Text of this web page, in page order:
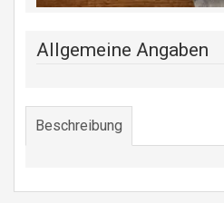
Allgemeine Angaben
Beschreibung